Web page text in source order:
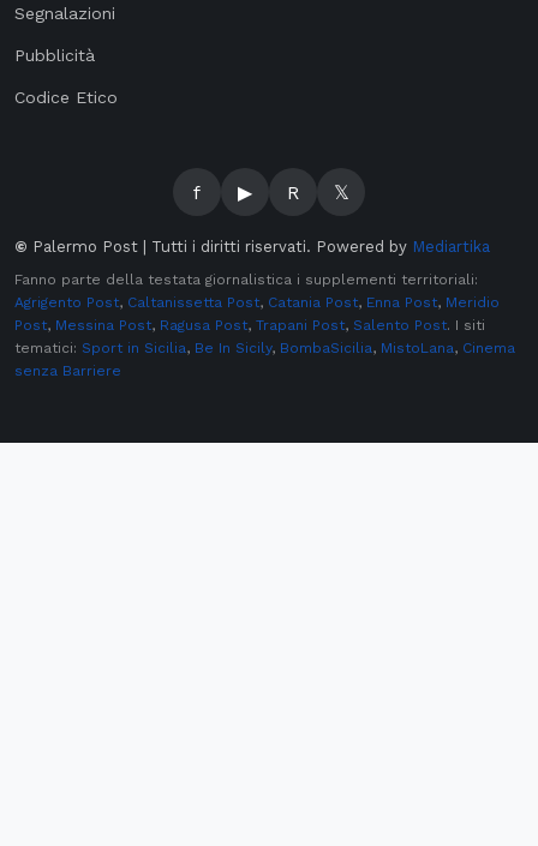
Segnalazioni
Pubblicità
Codice Etico
f ▶ R 𝕏
© Palermo Post | Tutti i diritti riservati. Powered by Mediartika
Fanno parte della testata giornalistica i supplementi territoriali:
Agrigento Post, Caltanissetta Post, Catania Post, Enna Post, Meridio
Post, Messina Post, Ragusa Post, Trapani Post, Salento Post. I siti
tematici: Sport in Sicilia, Be In Sicily, BombaSicilia, MistoLana, Cinema
senza Barriere